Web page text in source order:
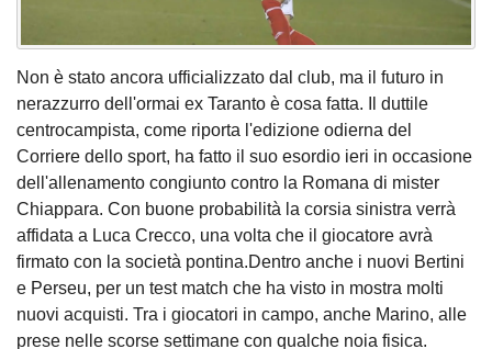
Non è stato ancora ufficializzato dal club, ma il futuro in
nerazzurro dell'ormai ex Taranto è cosa fatta. Il duttile
centrocampista, come riporta l'edizione odierna del
Corriere dello sport, ha fatto il suo esordio ieri in occasione
dell'allenamento congiunto contro la Romana di mister
Chiappara. Con buone probabilità la corsia sinistra verrà
affidata a Luca Crecco, una volta che il giocatore avrà
firmato con la società pontina.Dentro anche i nuovi Bertini
e Perseu, per un test match che ha visto in mostra molti
nuovi acquisti. Tra i giocatori in campo, anche Marino, alle
prese nelle scorse settimane con qualche noia fisica.